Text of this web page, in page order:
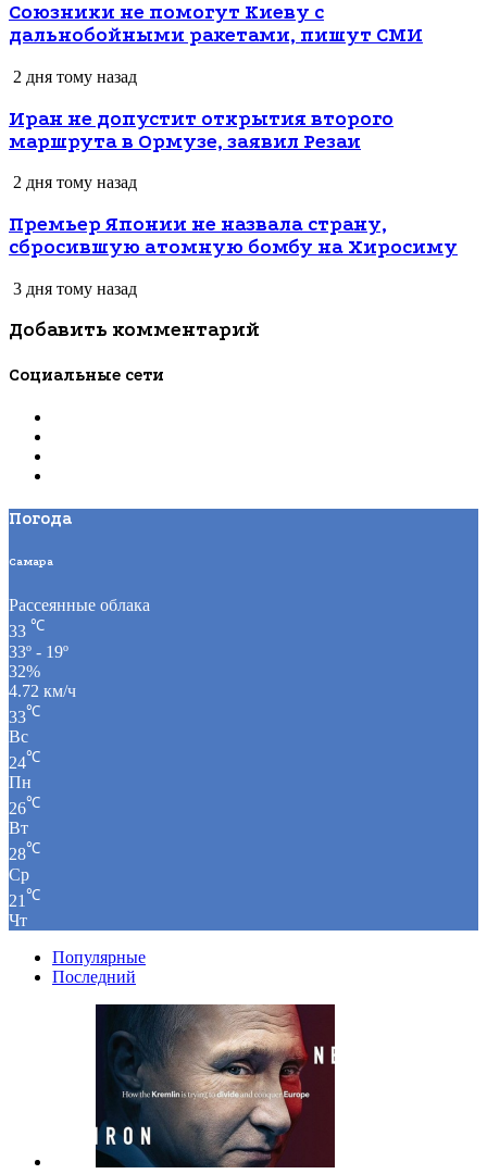
Союзники не помогут Киеву с
дальнобойными ракетами, пишут СМИ
2 дня тому назад
Иран не допустит открытия второго
маршрута в Ормузе, заявил Резаи
2 дня тому назад
Премьер Японии не назвала страну,
сбросившую атомную бомбу на Хиросиму
3 дня тому назад
Добавить комментарий
Социальные сети
Погода
Самара
Рассеянные облака
33 ℃
33º - 19º
32%
4.72 км/ч
33℃
Вс
24℃
Пн
26℃
Вт
28℃
Ср
21 ℃
Чт
Популярные
Последний